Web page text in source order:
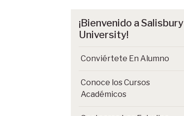
¡Bienvenido a Salisbury
University!
Conviértete En Alumno
Conoce los Cursos
Académicos